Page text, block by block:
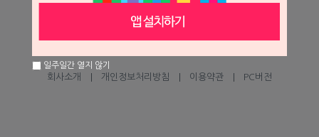
㈜세일글로발
회사소개 개인정보처리방침 이용약관 PC버전
일주일간 열지 않기